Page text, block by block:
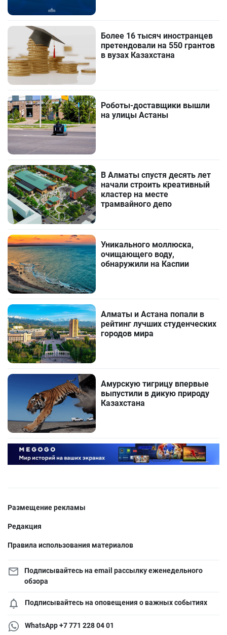
Более 16 тысяч иностранцев
претендовали на 550 грантов
в вузах Казахстана
Роботы-доставщики вышли
на улицы Астаны
В Алматы спустя десять лет
начали строить креативный
кластер на месте
трамвайного депо
Уникального моллюска,
очищающего воду,
обнаружили на Каспии
Алматы и Астана попали в
рейтинг лучших студенческих
городов мира
Амурскую тигрицу впервые
выпустили в дикую природу
Казахстана
Размещение рекламы
Редакция
Правила использования материалов
Подписывайтесь на email рассылку еженедельного
обзора
Подписывайтесь на оповещения о важных событиях
WhatsApp +7 771 228 04 01